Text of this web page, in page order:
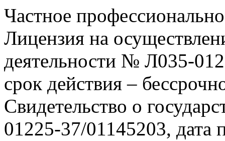
Частное
Лицензия на
деятельности № Л035-
срок действия –
Свидетельство о
01225-37/01145203, дата